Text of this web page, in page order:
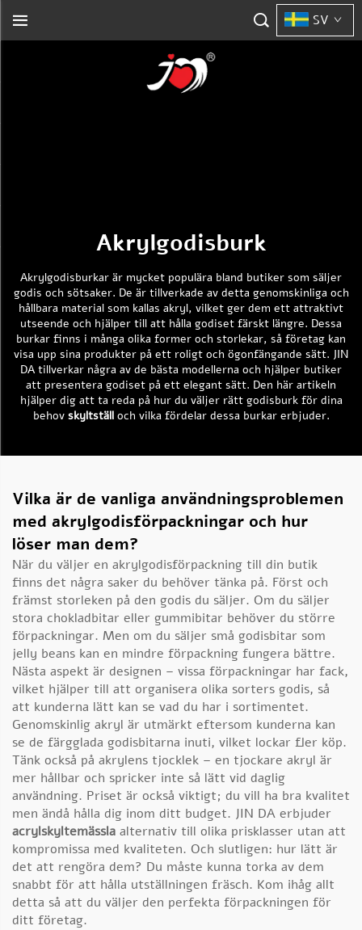
SV
Akrylgodisburk
Akrylgodisburkar är mycket populära bland butiker som säljer
godis och sötsaker. De är tillverkade av detta genomskinliga och
hållbara material som kallas akryl, vilket ger dem ett attraktivt
utseende och hjälper till att hålla godiset färskt längre. Dessa
burkar finns i många olika former och storlekar, så företag kan
visa upp sina produkter på ett roligt och ögonfängande sätt. JIN
DA tillverkar några av de bästa modellerna och hjälper butiker
att presentera godiset på ett elegant sätt. Den här artikeln
hjälper dig att ta reda på hur du väljer rätt godisburk för dina
behov skyltställ och vilka fördelar dessa burkar erbjuder.
Vilka är de vanliga användningsproblemen
med akrylgodisförpackningar och hur
löser man dem?
När du väljer en akrylgodisförpackning till din butik
finns det några saker du behöver tänka på. Först och
främst storleken på den godis du säljer. Om du säljer
stora chokladbitar eller gummibitar behöver du större
förpackningar. Men om du säljer små godisbitar som
jelly beans kan en mindre förpackning fungera bättre.
Nästa aspekt är designen – vissa förpackningar har fack,
vilket hjälper till att organisera olika sorters godis, så
att kunderna lätt kan se vad du har i sortimentet.
Genomskinlig akryl är utmärkt eftersom kunderna kan
se de färgglada godisbitarna inuti, vilket lockar fler köp.
Tänk också på akrylens tjocklek – en tjockare akryl är
mer hållbar och spricker inte så lätt vid daglig
användning. Priset är också viktigt; du vill ha bra kvalitet
men ändå hålla dig inom ditt budget. JIN DA erbjuder
acrylskyltemässla alternativ till olika prisklasser utan att
kompromissa med kvaliteten. Och slutligen: hur lätt är
det att rengöra dem? Du måste kunna torka av dem
snabbt för att hålla utställningen fräsch. Kom ihåg allt
detta så att du väljer den perfekta förpackningen för
ditt företag.